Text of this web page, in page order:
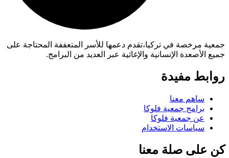
جمعية مرخصة في تركيا،تقدم دعمها للأسر المتعففة المحتاجة على
جميع الأصعدة الإنسانية والإغاثية عبر العديد من البرامج.
روابط مفيدة
ساهم معنا
برامج جمعية فلوكا
عن جمعية فلوكا
سياسات الاستخدام
كن على صلة معنا